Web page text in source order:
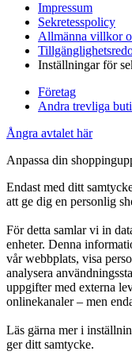
Impressum
Sekretesspolicy
Allmänna villkor
Inställningar för
Företag
Andra trevliga
Ångra avtalet här
Anpassa din
Endast med ditt
att ge dig en personlig
För detta samlar vi in
enheter. Denna
vår webbplats, visa
analysera
uppgifter med externa
onlinekanaler – men
Läs gärna mer i
ger ditt samtycke.